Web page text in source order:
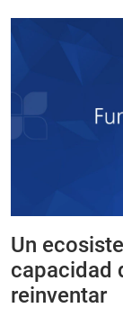
Un
capacidad
reinventar